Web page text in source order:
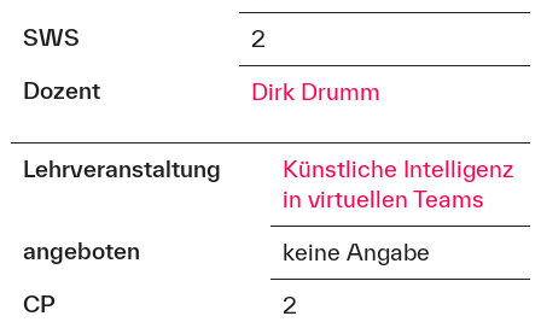
SWS
2
Dozent
Dirk Drumm
Lehrveranstaltung
Künstliche Intelligenz
in virtuellen Teams
angeboten
keine Angabe
CP
2